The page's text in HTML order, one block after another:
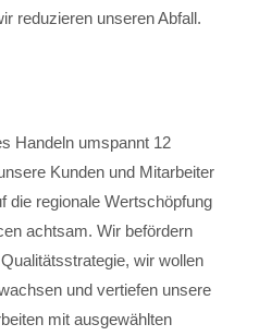
reduzieren unseren Abfall.
Handeln umspannt 12
Kunden und Mitarbeiter
die regionale Wertschöpfung
achtsam. Wir befördern
wir wollen
und vertiefen unsere
mit ausgewählten